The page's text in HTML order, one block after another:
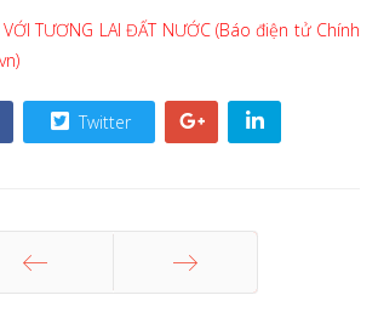
TƯƠNG LAI ĐẤT NƯỚC (Báo điện tử Chính
Twitter